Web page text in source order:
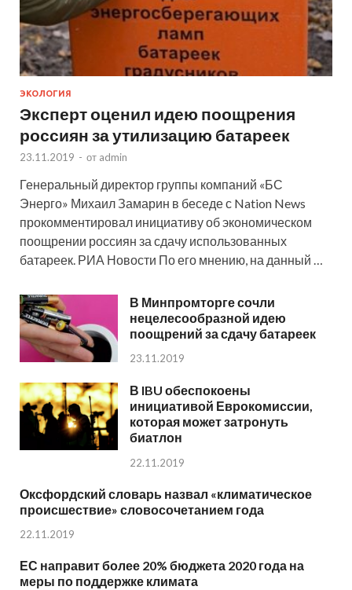
ЭКОЛОГИЯ
Эксперт оценил идею поощрения
россиян за утилизацию батареек
23.11.2019 - от admin
Генеральный директор группы компаний «БС
Энерго» Михаил Замарин в беседе с Nation News
прокомментировал инициативу об экономическом
поощрении россиян за сдачу использованных
батареек. РИА Новости По его мнению, на данный …
В Минпромторге сочли
нецелесообразной идею
поощрений за сдачу батареек
23.11.2019
В IBU обеспокоены
инициативой Еврокомиссии,
которая может затронуть
биатлон
22.11.2019
Оксфордский словарь назвал «климатическое
происшествие» словосочетанием года
22.11.2019
ЕС направит более 20% бюджета 2020 года на
меры по поддержке климата